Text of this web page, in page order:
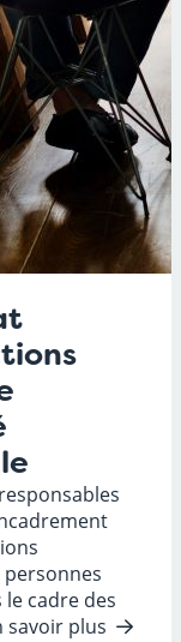
cadre des
savoir plus